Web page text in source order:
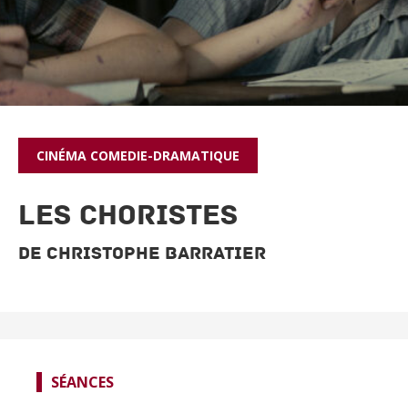
CINÉMA COMEDIE-DRAMATIQUE
LES CHORISTES
De Christophe Barratier
SÉANCES